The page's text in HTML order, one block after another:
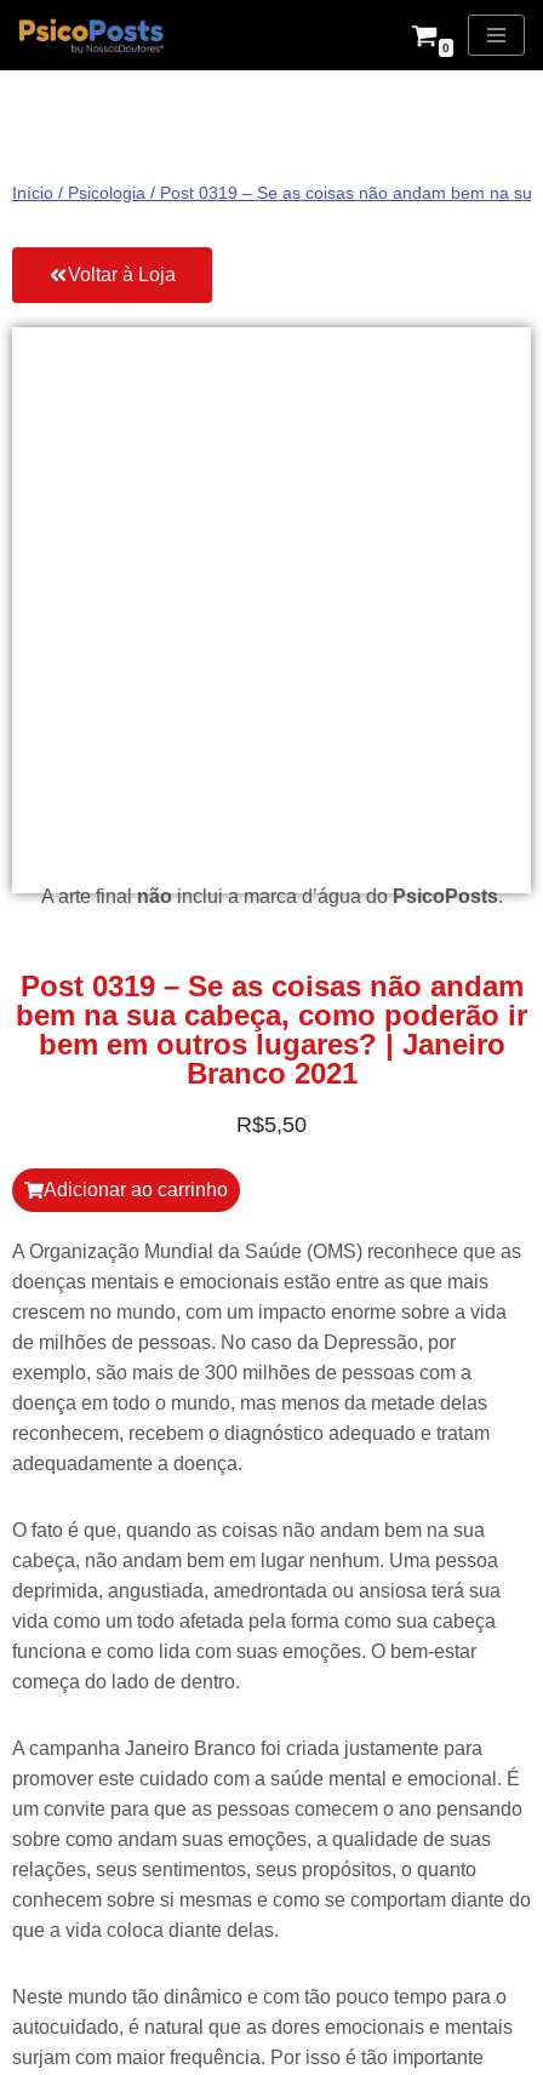
Pular
0
Início / Psicologia / Post 0319 – Se as coisas não andam bem na
Voltar à Loja
A arte finalnãoinclui a marca d’água doPsicoPosts.
Post 0319 – Se as coisas não andam
bem na sua cabeça, como poderão ir
bem em outros lugares? | Janeiro
Branco 2021
R$5,50
Adicionar ao carrinho
A Organização Mundial da Saúde (OMS) reconhece que as
doenças mentais e emocionais estão entre as que mais
crescem no mundo, com um impacto enorme sobre a vida
de milhões de pessoas. No caso da Depressão, por
exemplo, são mais de 300 milhões de pessoas com a
doença em todo o mundo, mas menos da metade delas
reconhecem, recebem o diagnóstico adequado e tratam
adequadamente a doença.
O fato é que, quando as coisas não andam bem na sua
cabeça, não andam bem em lugar nenhum. Uma pessoa
deprimida, angustiada, amedrontada ou ansiosa terá sua
vida como um todo afetada pela forma como sua cabeça
funciona e como lida com suas emoções. O bem-estar
começa do lado de dentro.
A campanha Janeiro Branco foi criada justamente para
promover este cuidado com a saúde mental e emocional. É
um convite para que as pessoas comecem o ano pensando
sobre como andam suas emoções, a qualidade de suas
relações, seus sentimentos, seus propósitos, o quanto
conhecem sobre si mesmas e como se comportam diante do
que a vida coloca diante delas.
Neste mundo tão dinâmico e com tão pouco tempo para o
autocuidado, é natural que as dores emocionais e mentais
surjam com maior frequência. Por isso é tão importante